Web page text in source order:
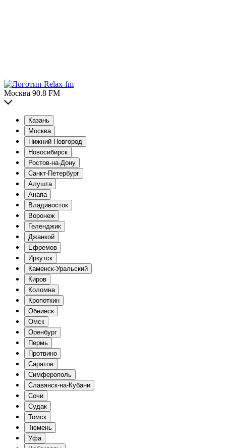
Москва 90.8 FM
Казань
Москва
Нижний Новгород
Новосибирск
Ростов-на-Дону
Санкт-Петербург
Алушта
Анапа
Владивосток
Воронеж
Геленджик
Джанкой
Ефремов
Иркутск
Каменск-Уральский
Киров
Коломна
Кропоткин
Обнинск
Омск
Оренбург
Пермь
Протвино
Саратов
Симферополь
Славянск-на-Кубани
Сочи
Судак
Томск
Тюмень
Уфа